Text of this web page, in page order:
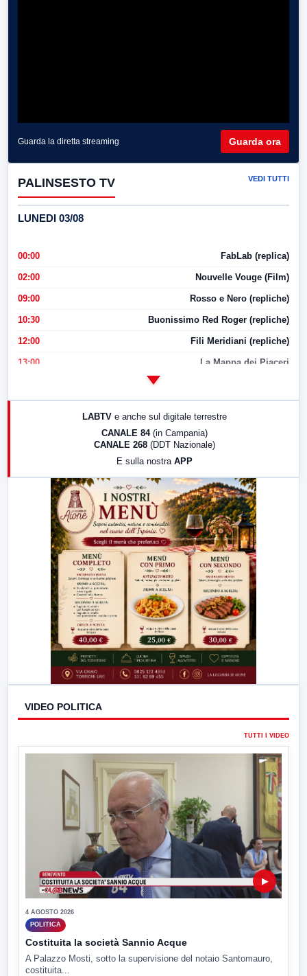
Guarda la diretta streaming Guarda ora
PALINSESTO TV VEDI TUTTI
LUNEDI 03/08
00:00 FabLab (replica)
02:00 Nouvelle Vouge (Film)
09:00 Rosso e Nero (repliche)
10:30 Buonissimo Red Roger (repliche)
12:00 Fili Meridiani (repliche)
13:00 La Mappa dei Piaceri
LabNews (replica)
LABTV e anche sul digitale terrestre
CANALE 84 (in Campania)
CANALE 268 (DDT Nazionale)
E sulla nostra APP
VIDEO POLITICA
TUTTI I VIDEO
▶
4 AGOSTO 2026
POLITICA
Costituita la società Sannio Acque
A Palazzo Mosti, sotto la supervisione del notaio Santomauro,
costituita...